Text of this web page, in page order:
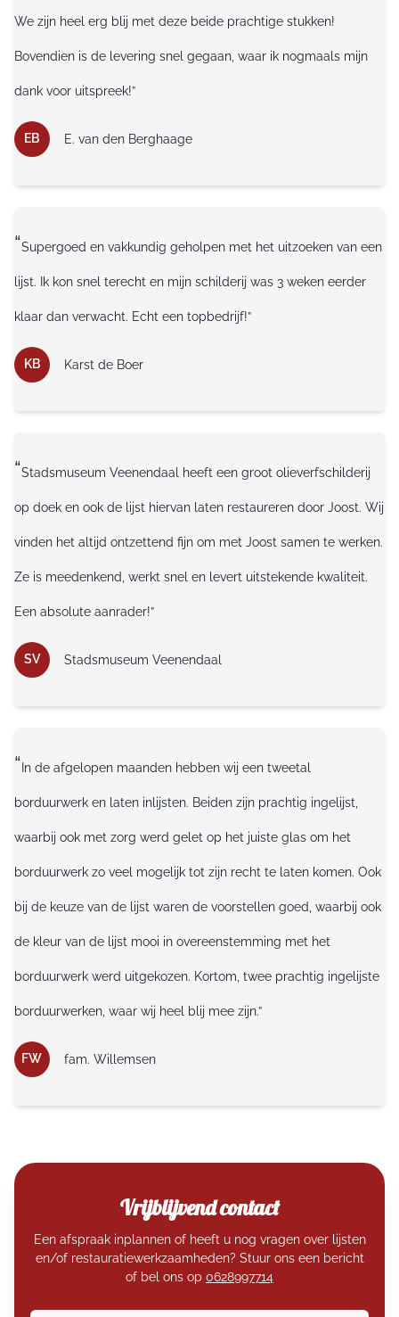
We zijn heel erg blij met deze beide prachtige stukken!
Bovendien is de levering snel gegaan, waar ik nogmaals mijn
dank voor uitspreek!”
EB E. van den Berghaage
“Supergoed en vakkundig geholpen met het uitzoeken van een
lijst. Ik kon snel terecht en mijn schilderij was 3 weken eerder
klaar dan verwacht. Echt een topbedrijf!”
KB Karst de Boer
“Stadsmuseum Veenendaal heeft een groot olieverfschilderij
op doek en ook de lijst hiervan laten restaureren door Joost. Wij
vinden het altijd ontzettend fijn om met Joost samen te werken.
Ze is meedenkend, werkt snel en levert uitstekende kwaliteit.
Een absolute aanrader!”
SV Stadsmuseum Veenendaal
“In de afgelopen maanden hebben wij een tweetal
borduurwerk en laten inlijsten. Beiden zijn prachtig ingelijst,
waarbij ook met zorg werd gelet op het juiste glas om het
borduurwerk zo veel mogelijk tot zijn recht te laten komen. Ook
bij de keuze van de lijst waren de voorstellen goed, waarbij ook
de kleur van de lijst mooi in overeenstemming met het
borduurwerk werd uitgekozen. Kortom, twee prachtig ingelijste
borduurwerken, waar wij heel blij mee zijn.”
FW fam. Willemsen
Vrijblijvend contact
Een afspraak inplannen of heeft u nog vragen over lijsten
en/of restauratiewerkzaamheden? Stuur ons een bericht
of bel ons op 0628997714